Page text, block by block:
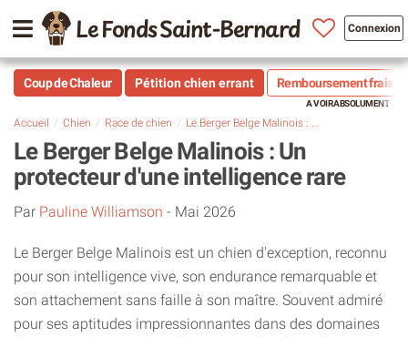
Le Fonds Saint-Bernard Connexion
Coup de Chaleur Pétition chien errant Remboursement frais
Accueil Chien Race de chien Le Berger Belge Malinois : Un protecteur d'une intelligence rare
Le Berger Belge Malinois : Un
protecteur d'une intelligence rare
Par Pauline Williamson - Mai 2026
Le Berger Belge Malinois est un chien d'exception, reconnu
pour son intelligence vive, son endurance remarquable et
son attachement sans faille à son maître. Souvent admiré
pour ses aptitudes impressionnantes dans des domaines